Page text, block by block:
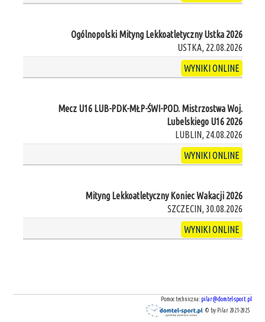
Ogólnopolski Mityng Lekkoatletyczny Ustka 2026
USTKA, 22.08.2026
WYNIKI ONLINE
Mecz U16 LUB-PDK-MŁP-ŚWI-POD. Mistrzostwa Woj.
Lubelskiego U16 2026
LUBLIN, 24.08.2026
WYNIKI ONLINE
Mityng Lekkoatletyczny Koniec Wakacji 2026
SZCZECIN, 30.08.2026
WYNIKI ONLINE
Pomoc techniczna: pilar@domtel-sport.pl
© by Pilar 2021-2025